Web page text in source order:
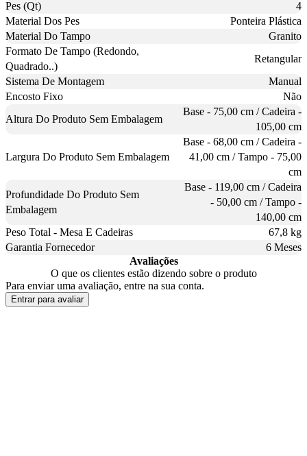
Pes (Qt)
4
Material Dos Pes
Ponteira Plástica
Material Do Tampo
Granito
Formato De Tampo (Redondo,
Quadrado..)
Retangular
Sistema De Montagem
Manual
Encosto Fixo
Não
Altura Do Produto Sem Embalagem
Base - 75,00 cm / Cadeira -
105,00 cm
Largura Do Produto Sem Embalagem
Base - 68,00 cm / Cadeira -
41,00 cm / Tampo - 75,00
cm
Profundidade Do Produto Sem
Embalagem
Base - 119,00 cm / Cadeira
- 50,00 cm / Tampo -
140,00 cm
Peso Total - Mesa E Cadeiras
67,8 kg
Garantia Fornecedor
6 Meses
Avaliações
O que os clientes estão dizendo sobre o produto
Para enviar uma avaliação, entre na sua conta.
Entrar para avaliar